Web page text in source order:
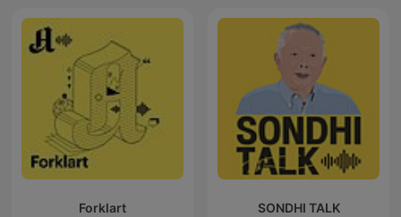
Forklart SONDHI TALK